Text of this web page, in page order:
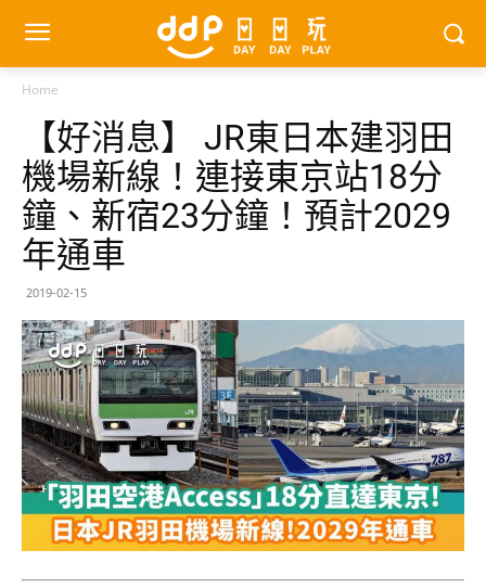
Home
【好消息】 JR東日本建羽田
機場新線！連接東京站18分
鐘、新宿23分鐘！預計2029
年通車
2019-02-15